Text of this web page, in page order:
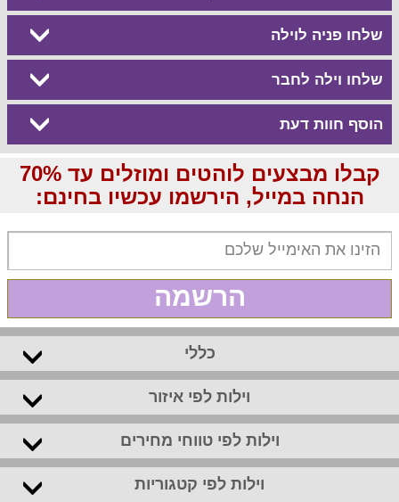
שלחו פניה לוילה
שלחו וילה לחבר
הוסף חוות דעת
קבלו מבצעים לוהטים ומוזלים עד 70%
הנחה במייל, הירשמו עכשיו בחינם:
הרשמה
כללי
וילות לפי איזור
וילות לפי טווחי מחירים
וילות לפי קטגוריות